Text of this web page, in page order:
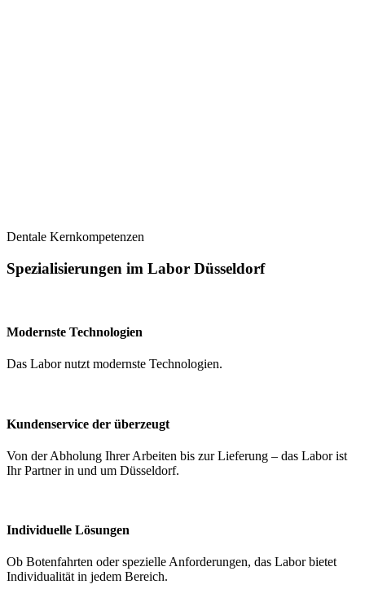
Dentale Kernkompetenzen
Spezialisierungen im Labor Düsseldorf
Modernste Technologien
Das Labor nutzt modernste Technologien.
Kundenservice der überzeugt
Von der Abholung Ihrer Arbeiten bis zur Lieferung – das Labor ist
Ihr Partner in und um Düsseldorf.
Individuelle Lösungen
Ob Botenfahrten oder spezielle Anforderungen, das Labor bietet
Individualität in jedem Bereich.